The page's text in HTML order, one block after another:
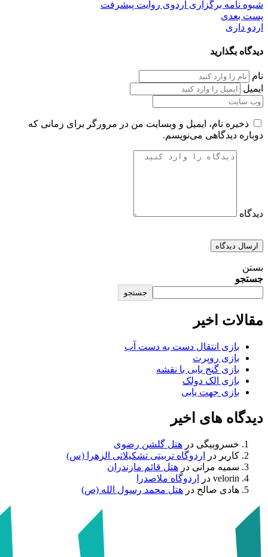
شیوه نامه برگزاری اردوی روایت پیشرفت
پست بعدی
اردو داری
دیدگاه بگذارید
نام
ایمیل
ذخیره نام، ایمیل و وبسایت من در مرورگر برای زمانی که
دوباره دیدگاهی می‌نویسم.
دیدگاه
بستن
جستجو
جستجو
مقالات اخیر
بازی انتقال دست به دست آب
بازی روپرت
بازی گنج یابی با نقشه
بازی الک دولک
بازی جهت یابی
دیدگاه های اخیر
خسروبیگی در هتل گلشن رضوی
کاربر در
اردوگاه تربیتی تشکیلاتی الزهرا (س)
سمیه مرانی در هتل قائم مازندران
velorin در
اردوگاه ملاصدرا
هادی صالح در هتل محمد رسول الله (ص)